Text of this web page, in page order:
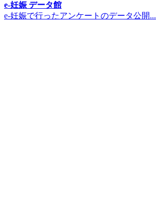
e-妊娠 データ館
e-妊娠で行ったアンケートのデータ公開...